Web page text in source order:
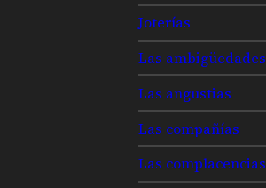
Joterías
Las ambigüedades
Las angustias
Las compañías
Las complacencias